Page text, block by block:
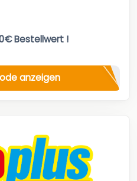
Bestellwert !
anzeigen